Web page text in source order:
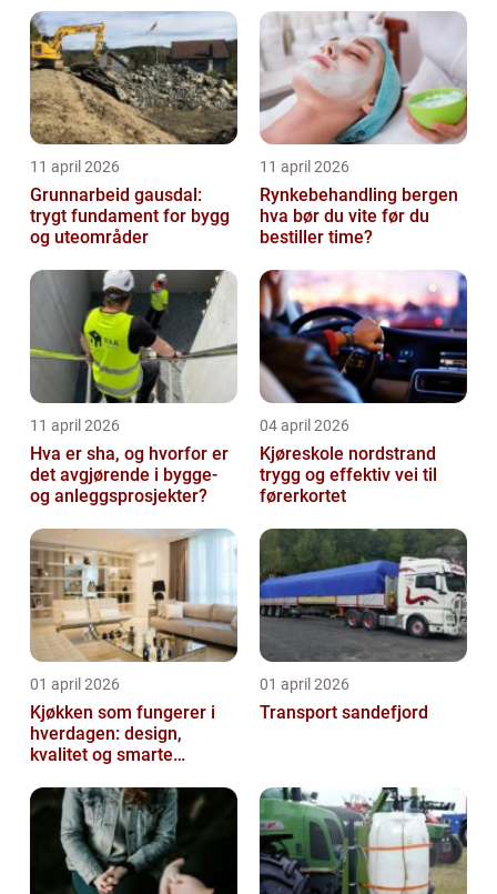
11 april 2026
Grunnarbeid gausdal:
trygt fundament for bygg
og uteområder
11 april 2026
Rynkebehandling bergen
hva bør du vite før du
bestiller time?
11 april 2026
Hva er sha, og hvorfor er
det avgjørende i bygge-
og anleggsprosjekter?
04 april 2026
Kjøreskole nordstrand
trygg og effektiv vei til
førerkortet
01 april 2026
Kjøkken som fungerer i
hverdagen: design,
kvalitet og smarte
01 april 2026
Transport sandefjord